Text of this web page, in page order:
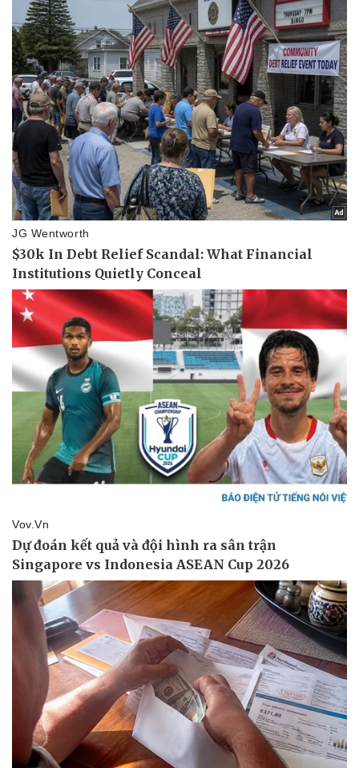
Pháp luật
Vụ án
Tin nóng
Tư vấn luật
Quân sự - Quốc phòng
Vũ khí
Việt Nam
Phân tích